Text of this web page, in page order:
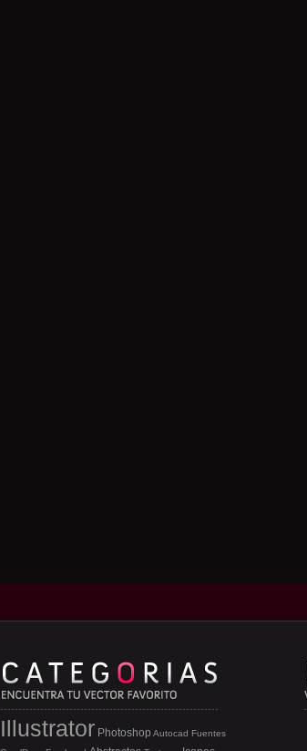
Illustrator Photoshop Autocad Fuentes